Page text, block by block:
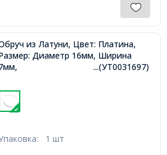
из Латуни, Цвет: Платина,
Диаметр 16мм, Ширина
...(УТ0031697)
1 шт